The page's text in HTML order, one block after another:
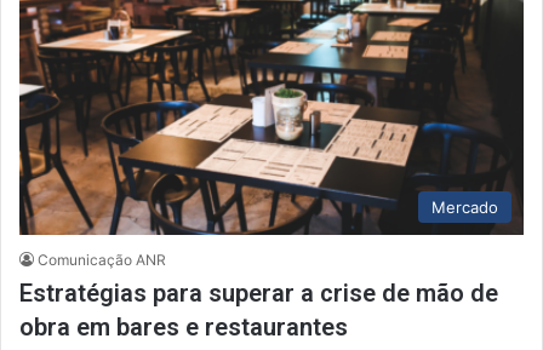
Mercado
Comunicação ANR
Estratégias para superar a crise de mão de
obra em bares e restaurantes